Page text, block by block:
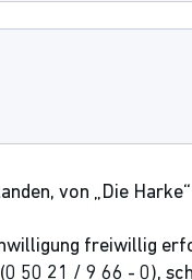
von „Die
freiwillig
50 21 / 9 66 - 0),